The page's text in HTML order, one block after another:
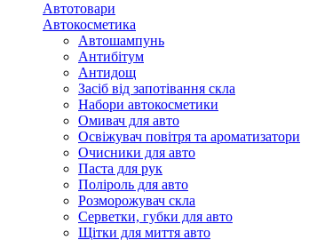
Автотовари
Автокосметика
Автошампунь
Антибітум
Антидощ
Засіб від запотівання скла
Набори автокосметики
Омивач для авто
Освіжувач повітря та ароматизатори
Очисники для авто
Паста для рук
Поліроль для авто
Розморожувач скла
Серветки, губки для авто
Щітки для миття авто